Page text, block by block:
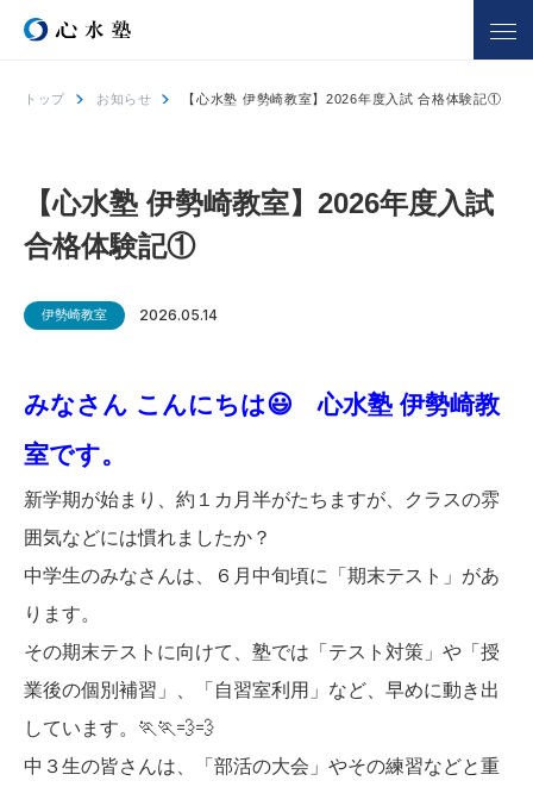
心水塾の思い
会社概要
合宿部
中学生コース
合格実績 合格者の声
お知らせ
心水塾からのお知らせ
各教室からのお知らせ
メディア
資料請求 お問い合わせ
ログインページ
トップ お知らせ 【心水塾 伊勢崎教室】2026年度入試 合格体験記①
【心水塾 伊勢崎教室】2026年度入試
合格体験記①
伊勢崎教室 2026.05.14
みなさん こんにちは😃心水塾 伊勢崎教
室です。
新学期が始まり、約１カ月半がたちますが、クラスの雰
囲気などには慣れましたか？
中学生のみなさんは、６月中旬頃に「期末テスト」があ
ります。
その期末テストに向けて、塾では「テスト対策」や「授
業後の個別補習」、「自習室利用」など、早めに動き出
しています。🏃🏃💨💨
中３生の皆さんは、「部活の大会」やその練習などと重